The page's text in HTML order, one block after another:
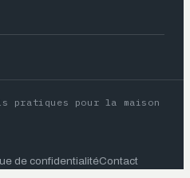
pratiques pour la maison
de confidentialitéContact